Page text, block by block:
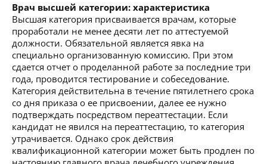
Врач высшей категории: характеристика
Высшая категория присваивается врачам, которые
проработали не менее десяти лет по аттестуемой
должности. Обязательной является явка на
специально организованную комиссию. При этом
сдается отчет о проделанной работе за последние три
года, проводится тестирование и собеседование.
Категория действительна в течение пятилетнего срока
со дня приказа о ее присвоении, далее ее нужно
подтверждать посредством переаттестации. Если
кандидат не явился на переаттестацию, то категория
утрачивается. Однако срок действия
квалификационной категории может быть продлен по